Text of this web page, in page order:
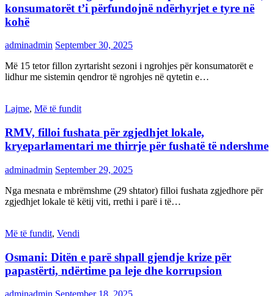
konsumatorët t’i përfundojnë ndërhyrjet e tyre në
kohë
adminadmin September 30, 2025
Më 15 tetor fillon zyrtarisht sezoni i ngrohjes për konsumatorët e
lidhur me sistemin qendror të ngrohjes në qytetin e…
Lajme, Më të fundit
RMV, filloi fushata për zgjedhjet lokale,
kryeparlamentari me thirrje për fushatë të ndershme
adminadmin September 29, 2025
Nga mesnata e mbrëmshme (29 shtator) filloi fushata zgjedhore për
zgjedhjet lokale të këtij viti, rrethi i parë i të…
Më të fundit, Vendi
Osmani: Ditën e parë shpall gjendje krize për
papastërti, ndërtime pa leje dhe korrupsion